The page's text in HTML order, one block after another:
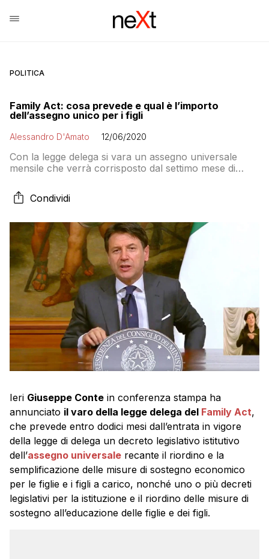
POLITICA
Family Act: cosa prevede e qual è l’importo
dell’assegno unico per i figli
Alessandro D'Amato 12/06/2020
Con la legge delega si vara un assegno universale
mensile che verrà corrisposto dal settimo mese di
età di ciascun figlio, tramite una somma di denaro o
mediante il riconoscimento di un credito d’imposta. Nel
maggiorazione del venti per cento
Condividi
Ieri Giuseppe Conte in conferenza stampa ha
annunciato il varo della legge delega del Family Act,
che prevede entro dodici mesi dall’entrata in vigore
della legge di delega un decreto legislativo istitutivo
dell’assegno universale recante il riordino e la
semplificazione delle misure di sostegno economico
per le figlie e i figli a carico, nonché uno o più decreti
legislativi per la istituzione e il riordino delle misure di
sostegno all’educazione delle figlie e dei figli.